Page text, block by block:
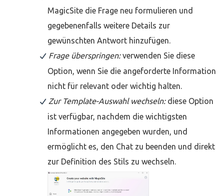
MagicSite die Frage neu formulieren und
gegebenenfalls weitere Details zur
gewünschten Antwort hinzufügen.
Frage überspringen:verwenden Sie diese
Option, wenn Sie die angeforderte Information
nicht für relevant oder wichtig halten.
Zur Template-Auswahl wechseln: diese Option
ist verfügbar, nachdem die wichtigsten
Informationen angegeben wurden, und
ermöglicht es, den Chat zu beenden und direkt
zur Definition des Stils zu wechseln.